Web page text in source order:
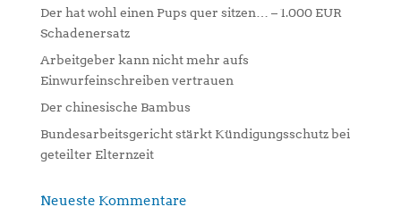
Der hat wohl einen Pups quer sitzen… – 1.000 EUR
Schadenersatz
Arbeitgeber kann nicht mehr aufs
Einwurfeinschreiben vertrauen
Der chinesische Bambus
Bundesarbeitsgericht stärkt Kündigungsschutz bei
geteilter Elternzeit
Neueste Kommentare